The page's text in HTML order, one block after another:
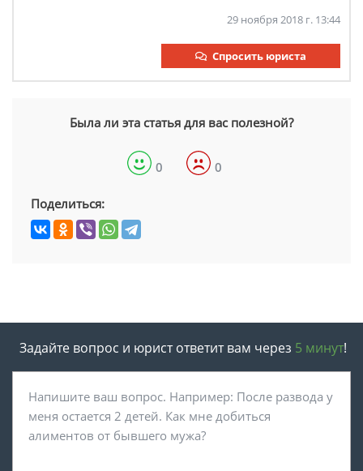
29 ноября 2018 г. 13:44
Спросить юриста
Была ли эта статья для вас полезной?
0 0
Поделиться:
Задайте вопрос и юрист ответит вам через 5 минут!